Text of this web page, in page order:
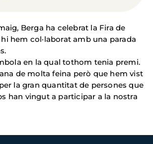
Berga ha celebrat la Fira de
hem col·laborat amb una parada
en la qual tothom tenia premi.
de molta feina però que hem vist
la gran quantitat de persones que
han vingut a participar a la nostra